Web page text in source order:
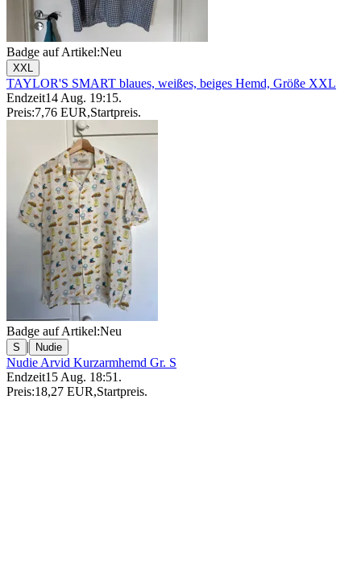
Badge auf Artikel:Neu
XXL
TAYLOR'S SMART blaues, weißes, beiges Hemd, Größe XXL
Endzeit14 Aug. 19:15.
Preis:7,76 EUR,Startpreis.
Badge auf Artikel:Neu
S | Nudie
Nudie Arvid Kurzarmhemd Gr. S
Endzeit15 Aug. 18:51 .
Preis:18,27 EUR,Startpreis.